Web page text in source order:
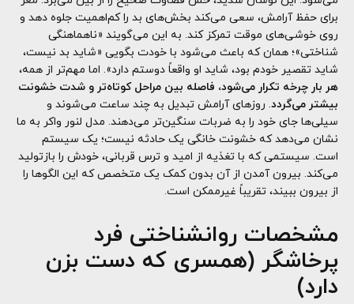
برای حفظ آرامش، سعی می‌کند بخش‌های بد را کم‌اهمیت جلوه دهد و
روی خوشی‌های موقت تمرکز کند. به این می‌گویند «ناهماهنگی
شناختی»؛ همان که باعث می‌شود با خودت بگویی «شاید بد نیست،
شاید تقصیر خودم بود، شاید او واقعاً دوستم دارد». اما مهم‌تر از همه،
هر بار چرخه تکرار می‌شود، فاصله بین مراحل کوتاه‌تر و شدت خشونت
بیشتر می‌گردد. روزهای آرامش تبدیل به چند ساعت می‌شوند و
سیلی‌ها جای خود را به ضربات سنگین‌تر می‌دهند. مدل لنور واکر به ما
نشان می‌دهد که خشونت خانگی یک حادثه نیست؛ یک سیستم
است. سیستمی که با تغذیه از امید و ترس قربانی، خودش را بازتولید
می‌کند. بیرون آمدن از آن بدون کمک یک متخصص که این الگوها را
از بیرون ببیند، تقریباً غیرممکن است.
مشخصات روانشناختی فرد
پرخاشگر (همسری که دست بزن
دارد)